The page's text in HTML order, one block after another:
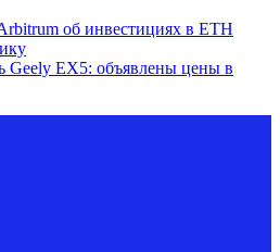
об инвестициях в ETH
Geely EX5: объявлены цены в